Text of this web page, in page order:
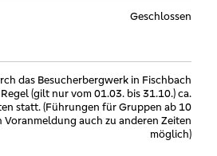
Geschlossen
das Besucherbergwerk in Fischbach
(gilt nur vom 01.03. bis 31.10.) ca.
statt. (Führungen für Gruppen ab 10
Voranmeldung auch zu anderen Zeiten
möglich)